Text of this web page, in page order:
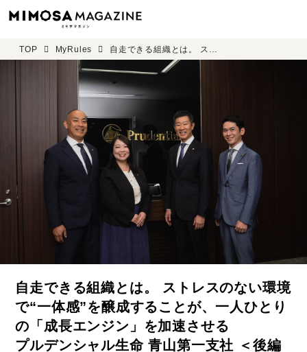
TOP MyRules 自走できる組織とは。 ストレスのない環境で“一体感”を醸成することが、一人ひとりの「成長エンジン」を加速させる プルデンシャル生命 青山第一支社 ＜後編＞
自走できる組織とは。 ストレスのない環境
で“一体感”を醸成することが、一人ひとり
の「成長エンジン」を加速させる
プルデンシャル生命 青山第一支社 ＜後編